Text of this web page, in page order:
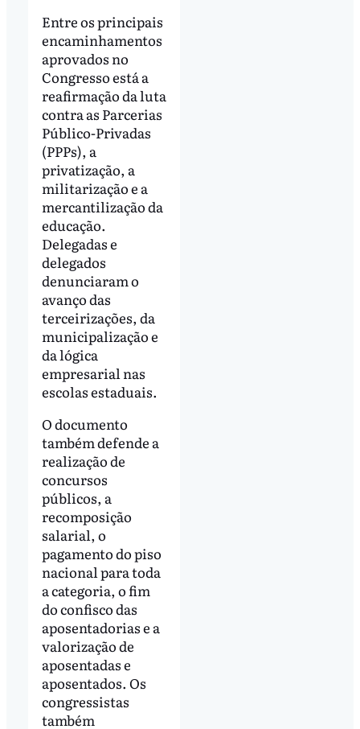
Entre os principais
encaminhamentos
aprovados no
Congresso está a
reafirmação da luta
contra as Parcerias
Público-Privadas
(PPPs), a
privatização, a
militarização e a
mercantilização da
educação.
Delegadas e
delegados
denunciaram o
avanço das
terceirizações, da
municipalização e
da lógica
empresarial nas
escolas estaduais.
O documento
também defende a
realização de
concursos
públicos, a
recomposição
salarial, o
pagamento do piso
nacional para toda
a categoria, o fim
do confisco das
aposentadorias e a
valorização de
aposentadas e
aposentados. Os
congressistas
também